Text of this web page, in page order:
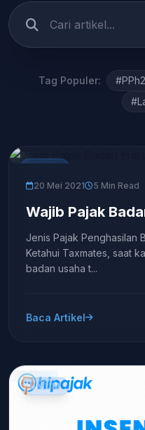
Tag Populer:
20 Mei 2021
5 Min Read
Wajib Pajak
Jenis Pajak Penghasilan
Ketahui Taxmates, saat kamu memiliki perusahaan atau
badan usaha t...
Baca Artikel
UMUM